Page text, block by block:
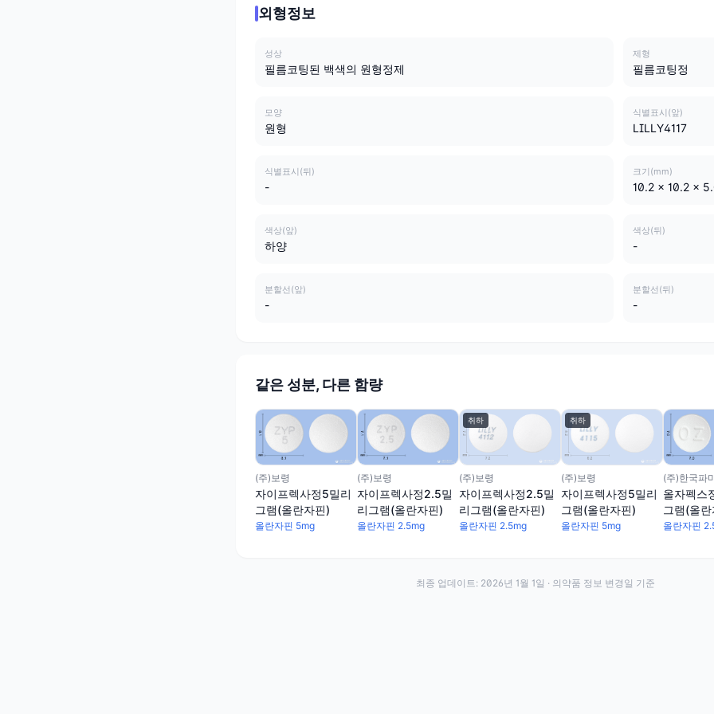
외형정보
성상
필름코팅된 백색의 원형정제
제형
필름코팅정
모양
원형
식별표시(앞)
LILLY4117
식별표시(뒤)
-
크기(mm)
10.2 x 10.2 x
색상(앞)
하양
색상(뒤)
-
분할선(앞)
-
분할선(뒤)
-
같은 성분, 다른 함량
(주)보령
자이프렉사정5밀리
그램(올란자핀)
올란자핀 5mg
(주)보령
자이프렉사정2.5밀
리그램(올란자핀)
올란자핀 2.5mg
취하
(주)보령
자이프렉사정2.5밀
리그램(올란자핀)
올란자핀 2.5mg
취하
(주)보령
자이프렉사정5밀리
그램(올란자핀)
올란자핀 5mg
(주)한국파
올자펙스
그램(올
올란자핀
최종 업데이트: 2026년 1월 1일 · 의약품 정보 변경일 기준